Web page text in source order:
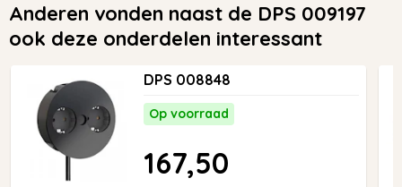
Anderen vonden naast de DPS 009197
ook deze onderdelen interessant
DPS 008848
Op voorraad
167,50